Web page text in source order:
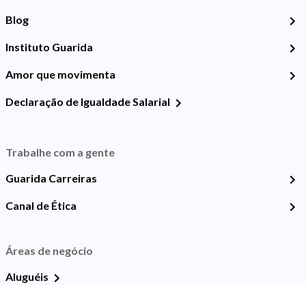
Blog
Instituto Guarida
Amor que movimenta
Declaração de Igualdade Salarial
Trabalhe com a gente
Guarida Carreiras
Canal de Ética
Áreas de negócio
Aluguéis